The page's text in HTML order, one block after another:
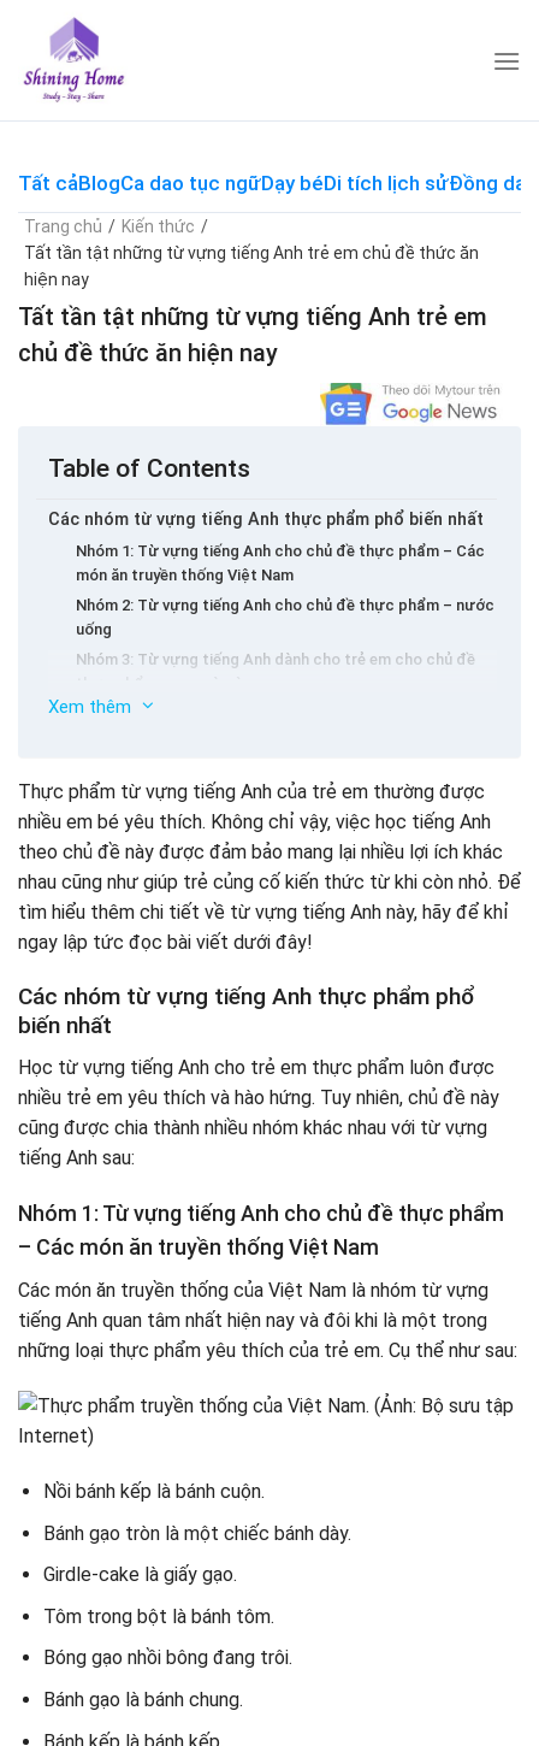
content
Tất cảBlogCa dao tục ngữDạy béDi tích lịch sửĐồng dao
Trang chủ / Kiến thức /
Tất tần tật những từ vựng tiếng Anh trẻ em chủ đề thức ăn
hiện nay
Tất tần tật những từ vựng tiếng Anh trẻ em
chủ đề thức ăn hiện nay
Table of Contents
Các nhóm từ vựng tiếng Anh thực phẩm phổ biến nhất
Nhóm 1: Từ vựng tiếng Anh cho chủ đề thực phẩm – Các
món ăn truyền thống Việt Nam
Nhóm 2: Từ vựng tiếng Anh cho chủ đề thực phẩm – nước
uống
Nhóm 3: Từ vựng tiếng Anh dành cho trẻ em cho chủ đề
Nhóm 4: Từ vựng tiếng Anh trẻ em cho chủ đề thực phẩm
nấu thức ăn
Nhóm 6: Từ vựng tiếng Anh trẻ em cho thực phẩm – món
tráng miệng
Nhóm 7: Từ vựng tiếng Anh về đồ ăn nhẹ
Động từ tiếng Anh về quá trình nấu ăn
Các loại bữa ăn tiếng Anh trong ngày
Cách giúp trẻ học từ vựng tiếng Anh cho trẻ em có chủ
đề thực phẩm hiệu quả hơn
Tham gia các khóa học tiếng Anh cho trẻ em ở khỉ
Chỉ định bài tập về nhà cho trẻ em sau mỗi bài học tiếng
Các câu hỏi bằng tiếng Anh để giúp trẻ em nghĩ về từ vựng
Học tiếng Anh cho thực phẩm với hình ảnh sống động
Phần kết luận
Xem thêm
Thực phẩm từ vựng tiếng Anh của trẻ em thường được
nhiều em bé yêu thích. Không chỉ vậy, việc học tiếng Anh
theo chủ đề này được đảm bảo mang lại nhiều lợi ích khác
nhau cũng như giúp trẻ củng cố kiến ​​thức từ khi còn nhỏ. Để
tìm hiểu thêm chi tiết về từ vựng tiếng Anh này, hãy để khỉ
ngay lập tức đọc bài viết dưới đây!
Các nhóm từ vựng tiếng Anh thực phẩm phổ
biến nhất
Học từ vựng tiếng Anh cho trẻ em thực phẩm luôn được
nhiều trẻ em yêu thích và hào hứng. Tuy nhiên, chủ đề này
cũng được chia thành nhiều nhóm khác nhau với từ vựng
tiếng Anh sau:
Nhóm 1: Từ vựng tiếng Anh cho chủ đề thực phẩm
– Các món ăn truyền thống Việt Nam
Các món ăn truyền thống của Việt Nam là nhóm từ vựng
tiếng Anh quan tâm nhất hiện nay và đôi khi là một trong
những loại thực phẩm yêu thích của trẻ em. Cụ thể như sau:
Nồi bánh kếp là bánh cuộn.
Bánh gạo tròn là một chiếc bánh dày.
Girdle-cake là giấy gạo.
Tôm trong bột là bánh tôm.
Bóng gạo nhồi bông đang trôi.
Bánh gạo là bánh chung.
Bánh kếp là bánh kếp.